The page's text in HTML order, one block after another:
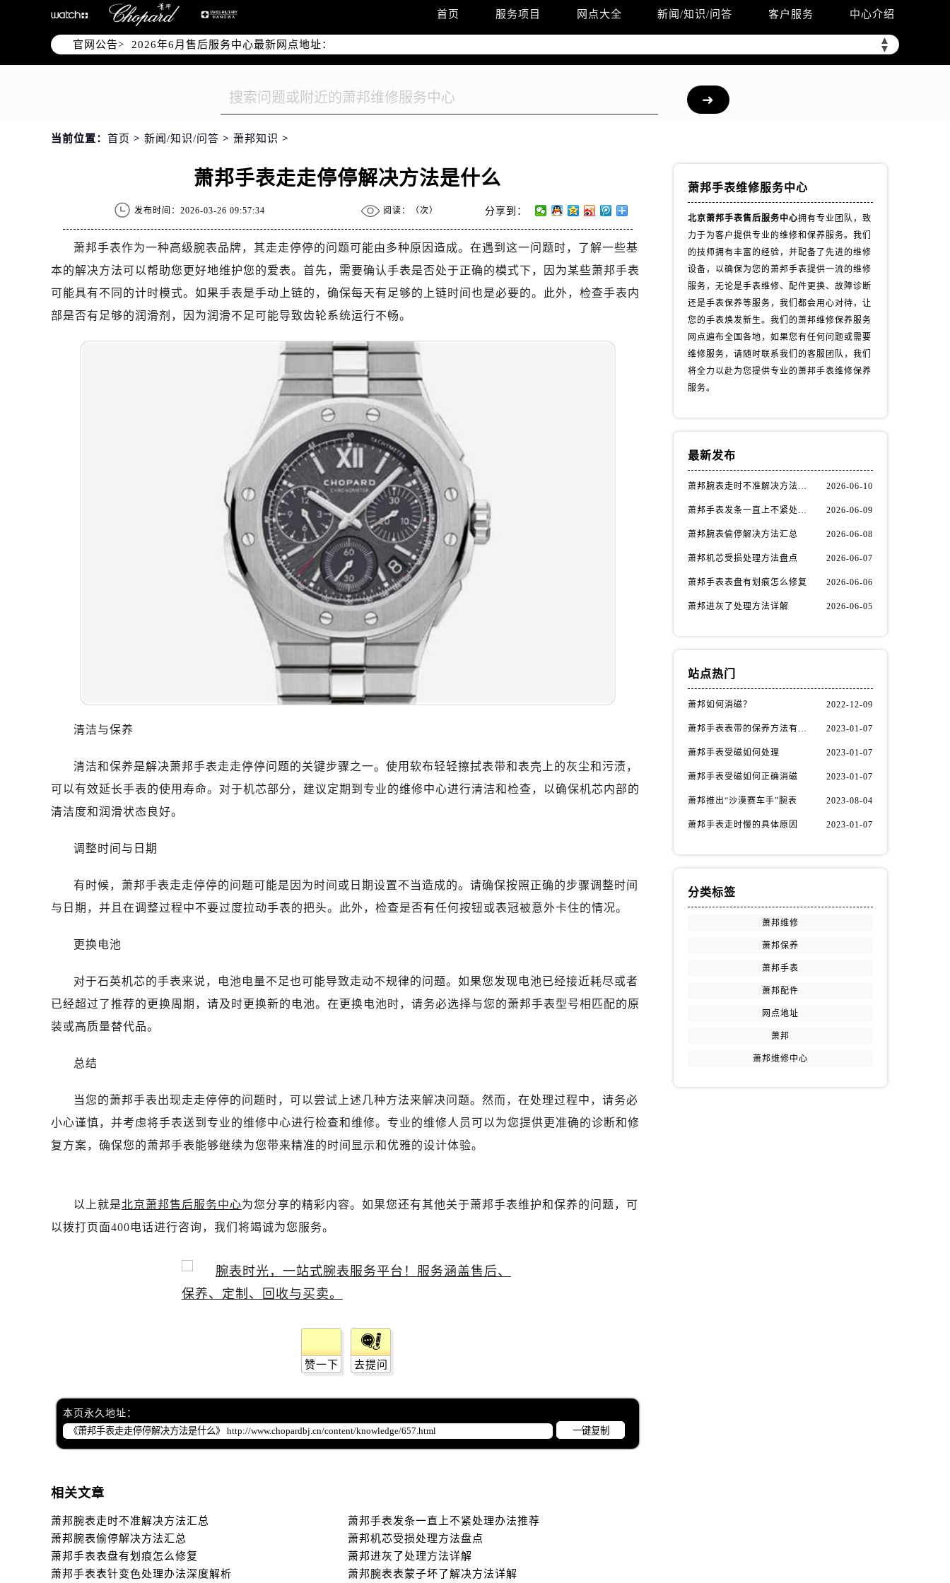
首页 服务项目 网点大全 新闻/知识/问答 客户服务 中心介绍
官网公告> ▲
▼
2026年6月北京市售后服务网络优化升级公告
2026年6月北京市官方售后客户服务热线：
2026年6月售后服务中心最新网点地址：
北京市东城区东长安街1号东方广场写字楼W3座6层602室（需提前预约）
北京市朝阳区建国门外大街甲6号华熙国际中心D座11层1102室售后服务中心（需提前预约）
节假日正常营业！
当前位置： 首页 > 新闻/知识/问答 > 萧邦知识 >
萧邦手表走走停停解决方法是什么
发布时间：2026-03-26 09:57:34 阅读：（次） 分享到：
萧邦手表作为一种高级腕表品牌，其走走停停的问题可能由多种原因造成。在遇到这一问题时，了解一些基
本的解决方法可以帮助您更好地维护您的爱表。首先，需要确认手表是否处于正确的模式下，因为某些萧邦手表
可能具有不同的计时模式。如果手表是手动上链的，确保每天有足够的上链时间也是必要的。此外，检查手表内
部是否有足够的润滑剂，因为润滑不足可能导致齿轮系统运行不畅。
清洁与保养
清洁和保养是解决萧邦手表走走停停问题的关键步骤之一。使用软布轻轻擦拭表带和表壳上的灰尘和污渍，
可以有效延长手表的使用寿命。对于机芯部分，建议定期到专业的维修中心进行清洁和检查，以确保机芯内部的
清洁度和润滑状态良好。
调整时间与日期
有时候，萧邦手表走走停停的问题可能是因为时间或日期设置不当造成的。请确保按照正确的步骤调整时间
与日期，并且在调整过程中不要过度拉动手表的把头。此外，检查是否有任何按钮或表冠被意外卡住的情况。
更换电池
对于石英机芯的手表来说，电池电量不足也可能导致走动不规律的问题。如果您发现电池已经接近耗尽或者
已经超过了推荐的更换周期，请及时更换新的电池。在更换电池时，请务必选择与您的萧邦手表型号相匹配的原
装或高质量替代品。
总结
当您的萧邦手表出现走走停停的问题时，可以尝试上述几种方法来解决问题。然而，在处理过程中，请务必
小心谨慎，并考虑将手表送到专业的维修中心进行检查和维修。专业的维修人员可以为您提供更准确的诊断和修
复方案，确保您的萧邦手表能够继续为您带来精准的时间显示和优雅的设计体验。
以上就是北京萧邦售后服务中心为您分享的精彩内容。如果您还有其他关于萧邦手表维护和保养的问题，可
以拨打页面400电话进行咨询，我们将竭诚为您服务。
赞一下 去提问
本页永久地址：
一键复制
相关文章
萧邦腕表走时不准解决方法汇总
萧邦手表发条一直上不紧处理办法推荐
萧邦腕表偷停解决方法汇总
萧邦机芯受损处理方法盘点
萧邦手表表盘有划痕怎么修复
萧邦进灰了处理方法详解
萧邦手表表针变色处理办法深度解析
萧邦腕表表蒙子坏了解决方法详解
萧邦手表维修服务中心
北京萧邦手表售后服务中心拥有专业团队，致
力于为客户提供专业的维修和保养服务。我们
的技师拥有丰富的经验，并配备了先进的维修
设备，以确保为您的萧邦手表提供一流的维修
服务，无论是手表维修、配件更换、故障诊断
还是手表保养等服务，我们都会用心对待，让
您的手表焕发新生。我们的萧邦维修保养服务
网点遍布全国各地，如果您有任何问题或需要
维修服务，请随时联系我们的客服团队，我们
将全力以赴为您提供专业的萧邦手表维修保养
服务。
最新发布
萧邦腕表走时不准解决方法汇总 2026-06-10
萧邦手表发条一直上不紧处理办法推荐 2026-06-09
萧邦腕表偷停解决方法汇总 2026-06-08
萧邦机芯受损处理方法盘点 2026-06-07
萧邦手表表盘有划痕怎么修复 2026-06-06
萧邦进灰了处理方法详解 2026-06-05
站点热门
萧邦如何消磁？ 2022-12-09
萧邦手表表带的保养方法有哪些？ 2023-01-07
萧邦手表受磁如何处理 2023-01-07
萧邦手表受磁如何正确消磁 2023-01-07
萧邦推出“沙漠赛车手”腕表 2023-08-04
萧邦手表走时慢的具体原因 2023-01-07
分类标签
萧邦维修
萧邦保养
萧邦手表
萧邦配件
网点地址
萧邦
萧邦维修中心